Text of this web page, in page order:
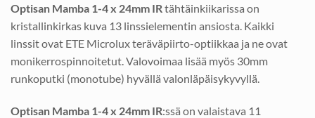
Optisan Mamba 1-4 x 24mm IRtähtäinkiikarissa on
kristallinkirkas kuva 13 linssielementin ansiosta. Kaikki
linssit ovat ETE Microlux teräväpiirto-optiikkaa ja ne ovat
monikerrospinnoitetut. Valovoimaa lisää myös 30mm
runkoputki (monotube) hyvällä valonläpäisykyvyllä.
Optisan Mamba 1-4 x 24mm IR:ssä on valaistava 11